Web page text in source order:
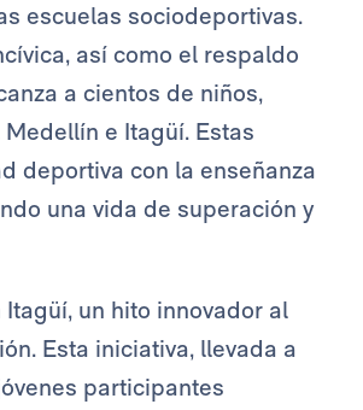
escuelas sociodeportivas.
así como el respaldo
a cientos de niños,
e Itagüí. Estas
deportiva con la enseñanza
una vida de superación y
un hito innovador al
Esta iniciativa, llevada a
participantes